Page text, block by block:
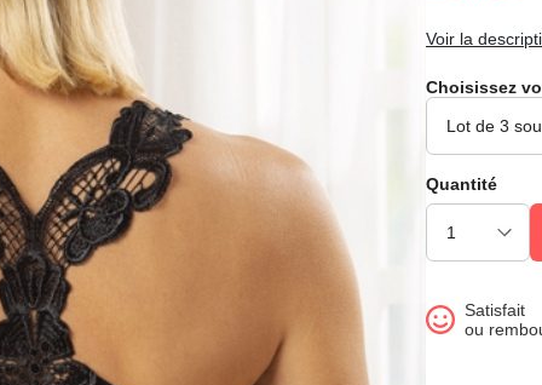
Voir la
Choisissez
Quantité
Satisfait
ou